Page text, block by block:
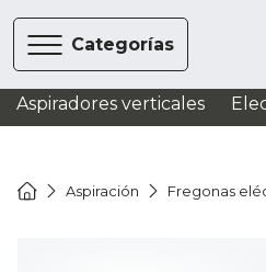
Categorías
Aspiradores verticales
Aspiración Fregonas